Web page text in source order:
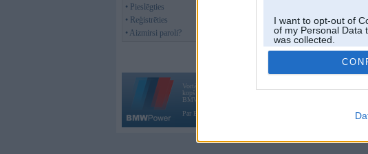
I want to opt-out of
of my Personal Data
was collected.
Opted Out
• Pieslēgties
• Reģistrēties
• Aizmirsi paroli?
Vortāls BMWPower.lv darbojas
kopš 2002. gada 14. maija. Tas nav auto klubs un nav saistīts ar
BMW AG.
Par BMWPower